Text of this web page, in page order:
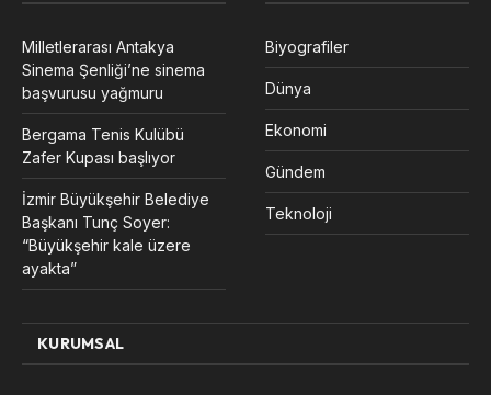
Milletlerarası Antakya
Sinema Şenliği’ne sinema
başvurusu yağmuru
Bergama Tenis Kulübü
Zafer Kupası başlıyor
İzmir Büyükşehir Belediye
Başkanı Tunç Soyer:
“Büyükşehir kale üzere
ayakta”
Biyografiler
Dünya
Ekonomi
Gündem
Teknoloji
KURUMSAL